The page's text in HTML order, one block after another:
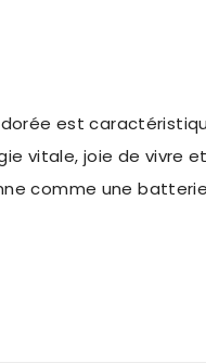
est
vitale, joie de vivre
comme une